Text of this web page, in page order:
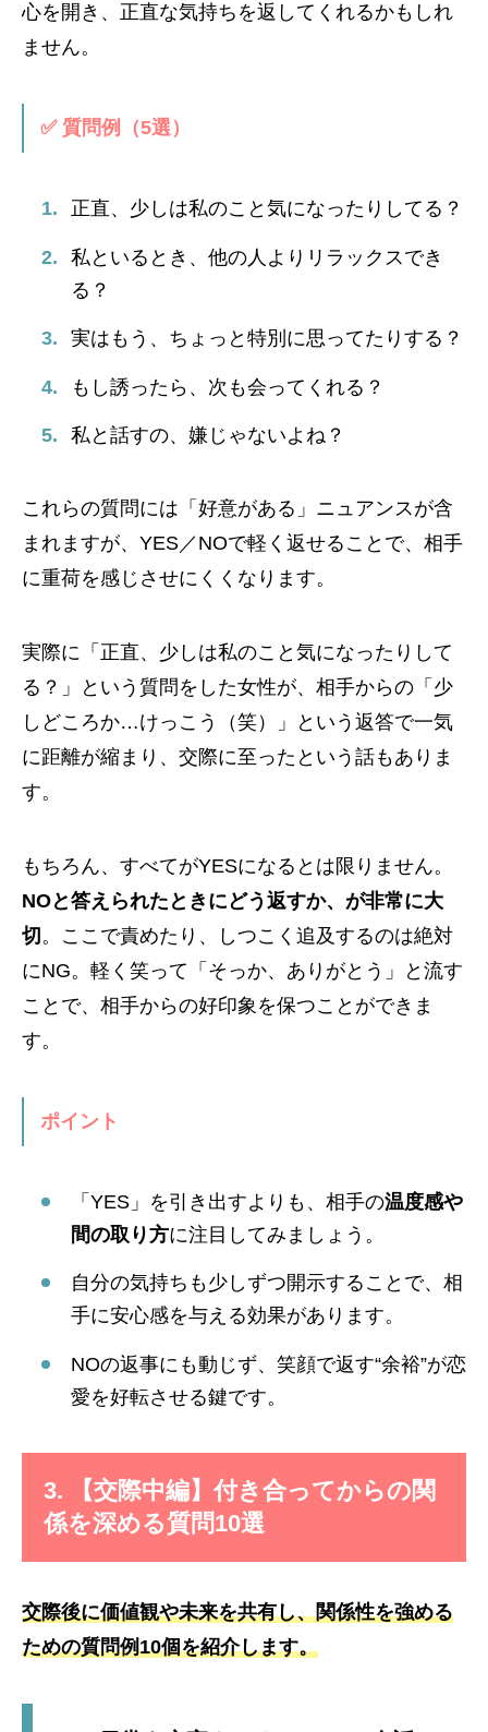
心を開き、正直な気持ちを返してくれるかもしれ
ません。
✅ 質問例（5選）
正直、少しは私のこと気になったりしてる？
私といるとき、他の人よりリラックスでき
る？
実はもう、ちょっと特別に思ってたりする？
もし誘ったら、次も会ってくれる？
私と話すの、嫌じゃないよね？
これらの質問には「好意がある」ニュアンスが含
まれますが、YES／NOで軽く返せることで、相手
に重荷を感じさせにくくなります。
実際に「正直、少しは私のこと気になったりして
る？」という質問をした女性が、相手からの「少
しどころか…けっこう（笑）」という返答で一気
に距離が縮まり、交際に至ったという話もありま
す。
もちろん、すべてがYESになるとは限りません。
NOと答えられたときにどう返すか、が非常に大
切。ここで責めたり、しつこく追及するのは絶対
にNG。軽く笑って「そっか、ありがとう」と流す
ことで、相手からの好印象を保つことができま
す。
ポイント
「YES」を引き出すよりも、相手の温度感や
間の取り方に注目してみましょう。
自分の気持ちも少しずつ開示することで、相
手に安心感を与える効果があります。
NOの返事にも動じず、笑顔で返す“余裕”が恋
愛を好転させる鍵です。
3. 【交際中編】付き合ってからの関
係を深める質問10選
交際後に価値観や未来を共有し、関係性を強める
ための質問例10個を紹介します。